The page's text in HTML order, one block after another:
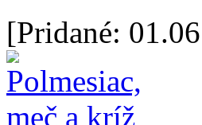
[Pridané: